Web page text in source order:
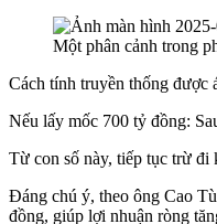
Một phân cảnh trong
Cách tính truyền thống được
Nếu lấy mốc 700 tỷ đồng:
Từ con số này, tiếp tục trừ đi
Đáng chú ý, theo ông Cao
đồng, giúp lợi nhuận ròng